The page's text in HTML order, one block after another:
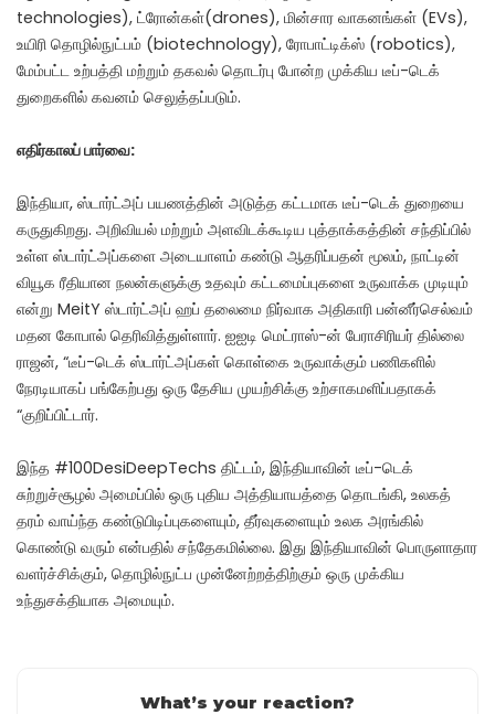
technologies), ட்ரோன்கள்(drones), மின்சார வாகனங்கள் (EVs),
உயிரி தொழில்நுட்பம் (biotechnology), ரோபாட்டிக்ஸ் (robotics),
மேம்பட்ட உற்பத்தி மற்றும் தகவல் தொடர்பு போன்ற முக்கிய டீப்-டெக்
துறைகளில் கவனம் செலுத்தப்படும்.
எதிர்காலப் பார்வை:
இந்தியா, ஸ்டார்ட்அப் பயணத்தின் அடுத்த கட்டமாக டீப்-டெக் துறையை
கருதுகிறது. அறிவியல் மற்றும் அளவிடக்கூடிய புத்தாக்கத்தின் சந்திப்பில்
உள்ள ஸ்டார்ட்அப்களை அடையாளம் கண்டு ஆதரிப்பதன் மூலம், நாட்டின்
வியூக ரீதியான நலன்களுக்கு உதவும் கட்டமைப்புகளை உருவாக்க முடியும்
என்று MeitY ஸ்டார்ட்அப் ஹப் தலைமை நிர்வாக அதிகாரி பன்னீர்செல்வம்
மதன கோபால் தெரிவித்துள்ளார். ஐஐடி மெட்ராஸ்-ன் பேராசிரியர் தில்லை
ராஜன், “டீப்-டெக் ஸ்டார்ட்அப்கள் கொள்கை உருவாக்கும் பணிகளில்
நேரடியாகப் பங்கேற்பது ஒரு தேசிய முயற்சிக்கு உற்சாகமளிப்பதாகக்
“குறிப்பிட்டார்.
இந்த #100DesiDeepTechs திட்டம், இந்தியாவின் டீப்-டெக்
சுற்றுச்சூழல் அமைப்பில் ஒரு புதிய அத்தியாயத்தை தொடங்கி, உலகத்
தரம் வாய்ந்த கண்டுபிடிப்புகளையும், தீர்வுகளையும் உலக அரங்கில்
கொண்டு வரும் என்பதில் சந்தேகமில்லை. இது இந்தியாவின் பொருளாதார
வளர்ச்சிக்கும், தொழில்நுட்ப முன்னேற்றத்திற்கும் ஒரு முக்கிய
உந்துசக்தியாக அமையும்.
What’s your reaction?